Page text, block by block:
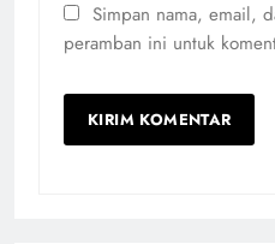
Simpan nama, email,
peramban ini untuk